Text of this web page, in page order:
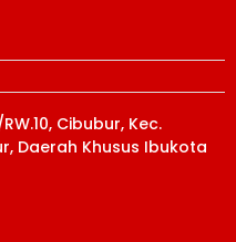
Cibubur, Kec.
Daerah Khusus Ibukota